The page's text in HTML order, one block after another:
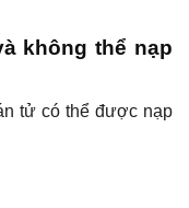
không thể nạp
tử có thể được nạp